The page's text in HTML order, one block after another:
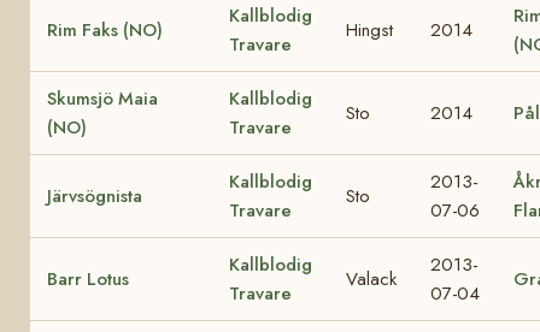
Rim Faks (NO)
Kallblodig
Travare
Hingst 2014
Skumsjö Maia
(NO)
Kallblodig
Travare
Sto 2014
Järvsögnista
Kallblodig
Travare
Sto
2013-
07-06
Barr Lotus
Kallblodig
Travare
Valack
2013-
07-04